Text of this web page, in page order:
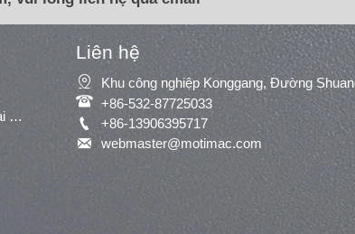
Máy chà nhám/máy chà nhám đai rộng
Liên hệ

 +86-532-87725033
 +86-13906395717
 webmaster@motimac.com